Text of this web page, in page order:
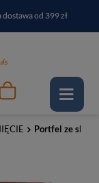
od 399 zł
i odbierz RABAT
Portfel ze